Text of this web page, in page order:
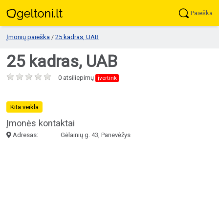
Paieška
Įmonių paieška / 25 kadras, UAB
25 kadras, UAB
0 atsiliepimų įvertink
Kita veikla
Įmonės kontaktai
Adresas: Gėlainių g. 43, Panevėžys